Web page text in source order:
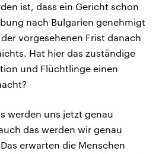
ist, dass ein Gericht schon
nach Bulgarien genehmigt
vorgesehenen Frist danach
Hat hier das zuständige
und Flüchtlinge einen
werden uns jetzt genau
das werden wir genau
erwarten die Menschen